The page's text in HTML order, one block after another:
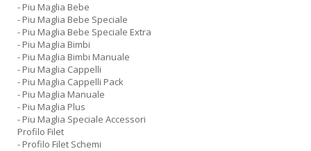
- Piu Maglia Bebe
- Piu Maglia Bebe Speciale
- Piu Maglia Bebe Speciale Extra
- Piu Maglia Bimbi
- Piu Maglia Bimbi Manuale
- Piu Maglia Cappelli
- Piu Maglia Cappelli Pack
- Piu Maglia Manuale
- Piu Maglia Plus
- Piu Maglia Speciale Accessori
Profilo Filet
- Profilo Filet Schemi